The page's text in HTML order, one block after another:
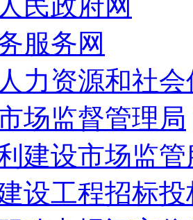
服务网
力资源和社
场监督管理局
建设市场监
设工程招标